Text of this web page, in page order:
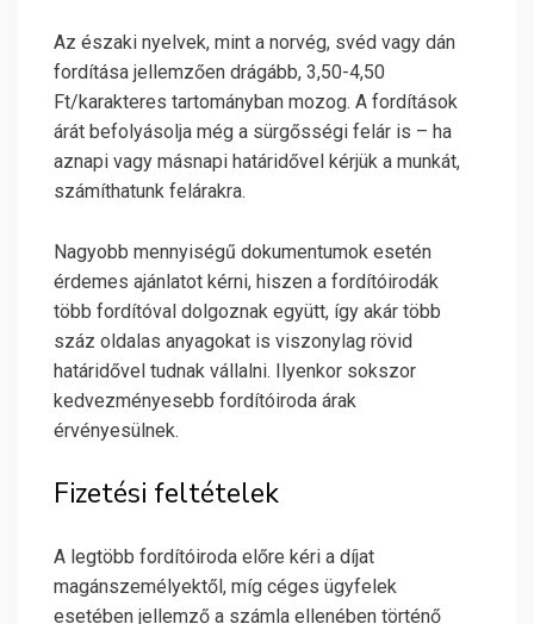
Az északi nyelvek, mint a norvég, svéd vagy dán
fordítása jellemzően drágább, 3,50-4,50
Ft/karakteres tartományban mozog. A fordítások
árát befolyásolja még a sürgősségi felár is – ha
aznapi vagy másnapi határidővel kérjük a munkát,
számíthatunk felárakra.
Nagyobb mennyiségű dokumentumok esetén
érdemes ajánlatot kérni, hiszen a fordítóirodák
több fordítóval dolgoznak együtt, így akár több
száz oldalas anyagokat is viszonylag rövid
határidővel tudnak vállalni. Ilyenkor sokszor
kedvezményesebb fordítóiroda árak
érvényesülnek.
Fizetési feltételek
A legtöbb fordítóiroda előre kéri a díjat
magánszemélyektől, míg céges ügyfelek
esetében jellemző a számla ellenében történő